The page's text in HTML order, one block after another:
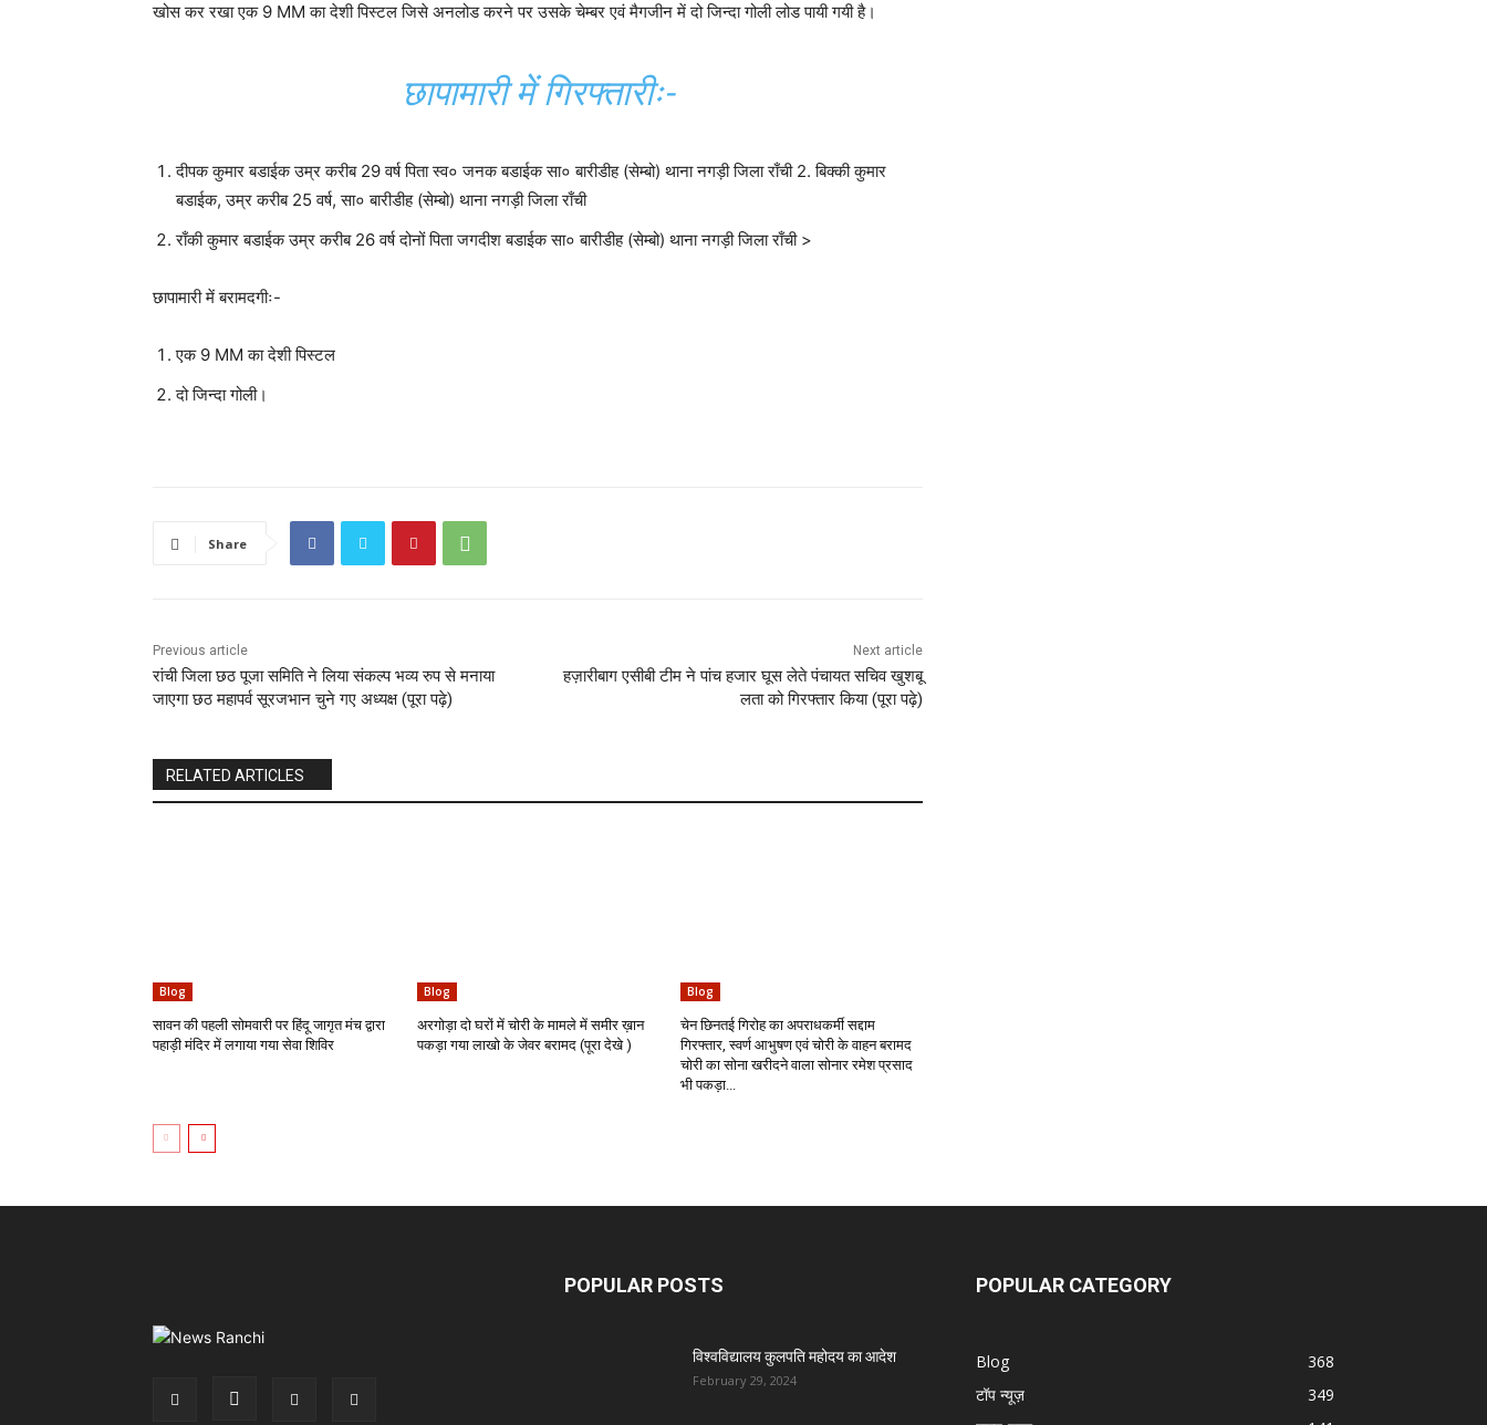
खोस कर रखा एक 9 MM का देशी पिस्टल जिसे अनलोड करने पर उसके चेम्बर एवं मैगजीन में दो जिन्दा गोली लोड पायी गयी है।
छापामारी में गिरफ्तारीः-
दीपक कुमार बडाईक उम्र करीब 29 वर्ष पिता स्व० जनक बडाईक सा० बारीडीह (सेम्बो) थाना नगड़ी जिला राँची 2. बिक्की कुमार
बडाईक, उम्र करीब 25 वर्ष, सा० बारीडीह (सेम्बो) थाना नगड़ी जिला राँची
राँकी कुमार बडाईक उम्र करीब 26 वर्ष दोनों पिता जगदीश बडाईक सा० बारीडीह (सेम्बो) थाना नगड़ी जिला राँची >
छापामारी में बरामदगीः-
एक 9 MM का देशी पिस्टल
दो जिन्दा गोली।
Share
Previous article
रांची जिला छठ पूजा समिति ने लिया संकल्प भव्य रुप से मनाया
जाएगा छठ महापर्व सूरजभान चुने गए अध्यक्ष (पूरा पढ़े)
Next article
हज़ारीबाग एसीबी टीम ने पांच हजार घूस लेते पंचायत सचिव खुशबू
लता को गिरफ्तार किया (पूरा पढ़े)
RELATED ARTICLES
Blog
सावन की पहली सोमवारी पर हिंदू जागृत मंच द्वारा
पहाड़ी मंदिर में लगाया गया सेवा शिविर
Blog
अरगोड़ा दो घरों में चोरी के मामले में समीर ख़ान
पकड़ा गया लाखो के जेवर बरामद (पूरा देखे )
Blog
चेन छिनतई गिरोह का अपराधकर्मी सद्दाम
गिरफ्तार, स्वर्ण आभुषण एवं चोरी के वाहन बरामद
चोरी का सोना खरीदने वाला सोनार रमेश प्रसाद
भी पकड़ा...
POPULAR POSTS
विश्वविद्यालय कुलपति महोदय का आदेश
February 29, 2024
POPULAR CATEGORY
Blog
368
टॉप न्यूज़
349